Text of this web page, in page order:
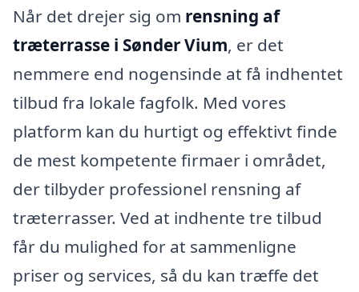
Når det drejer sig om rensning af
træterrasse i Sønder Vium, er det
nemmere end nogensinde at få indhentet
tilbud fra lokale fagfolk. Med vores
platform kan du hurtigt og effektivt finde
de mest kompetente firmaer i området,
der tilbyder professionel rensning af
træterrasser. Ved at indhente tre tilbud
får du mulighed for at sammenligne
priser og services, så du kan træffe det